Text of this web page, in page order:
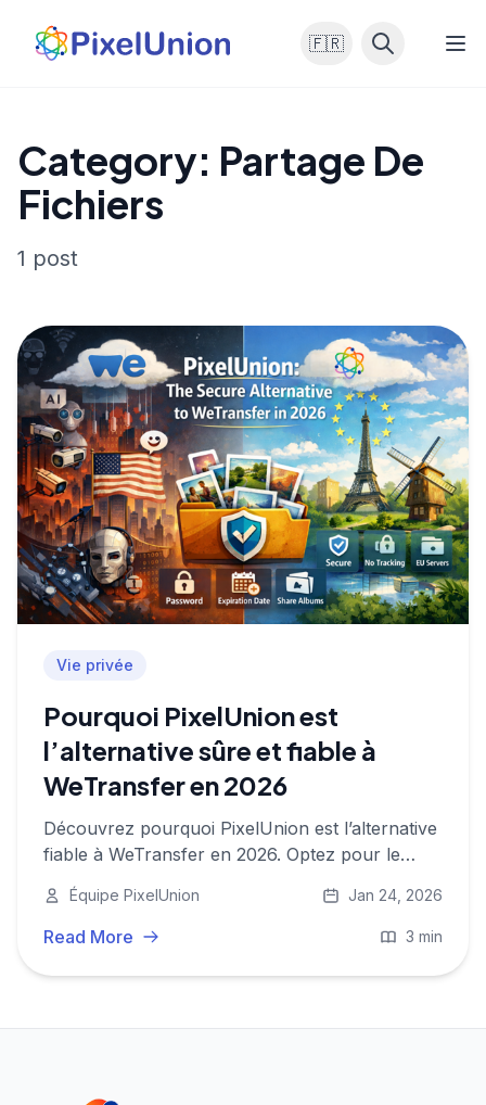
🇫🇷
Category: Partage De
Fichiers
1 post
Vie privée
Pourquoi PixelUnion est
l’alternative sûre et fiable à
WeTransfer en 2026
Découvrez pourquoi PixelUnion est l’alternative
fiable à WeTransfer en 2026. Optez pour le
options de partage innovantes pour garder le
contrôle sur vos données et votre vie privée.
Équipe PixelUnion Jan 24, 2026
Read More 3 min